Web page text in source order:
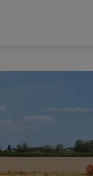
herbicides.
au lendemain
interdit. Je